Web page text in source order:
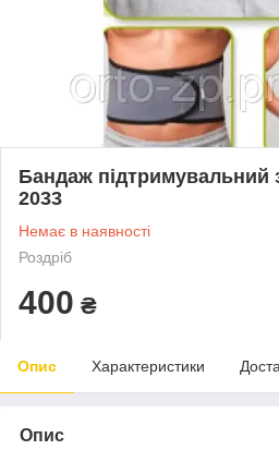
Бандаж підтримувальний
2033
Немає в наявності
Роздріб
400 ₴
Опис Характеристики
Опис